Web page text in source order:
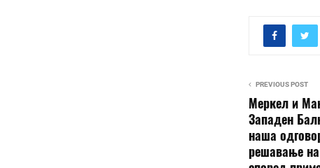
PREVIOUS POST
Меркел и
Западен
наша
решавање